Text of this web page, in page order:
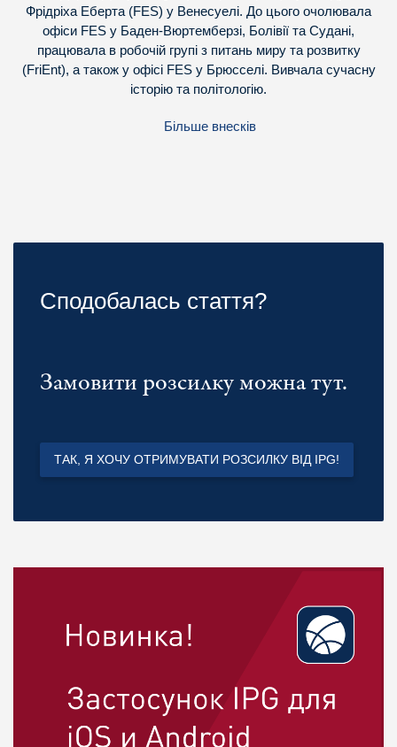
Фрідріха Еберта (FES) у Венесуелі. До цього очолювала
офіси FES у Баден-Вюртемберзі, Болівії та Судані,
працювала в робочій групі з питань миру та розвитку
(FriEnt), а також у офісі FES у Брюсселі. Вивчала сучасну
історію та політологію.
Більше внесків
Сподобалась стаття?
Замовити розсилку можна тут.
ТАК, Я ХОЧУ ОТРИМУВАТИ РОЗСИЛКУ ВІД IPG!